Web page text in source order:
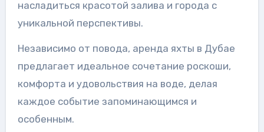
насладиться красотой залива и города с
уникальной перспективы.
Независимо от повода, аренда яхты в Дубае
предлагает идеальное сочетание роскоши,
комфорта и удовольствия на воде, делая
каждое событие запоминающимся и
особенным.